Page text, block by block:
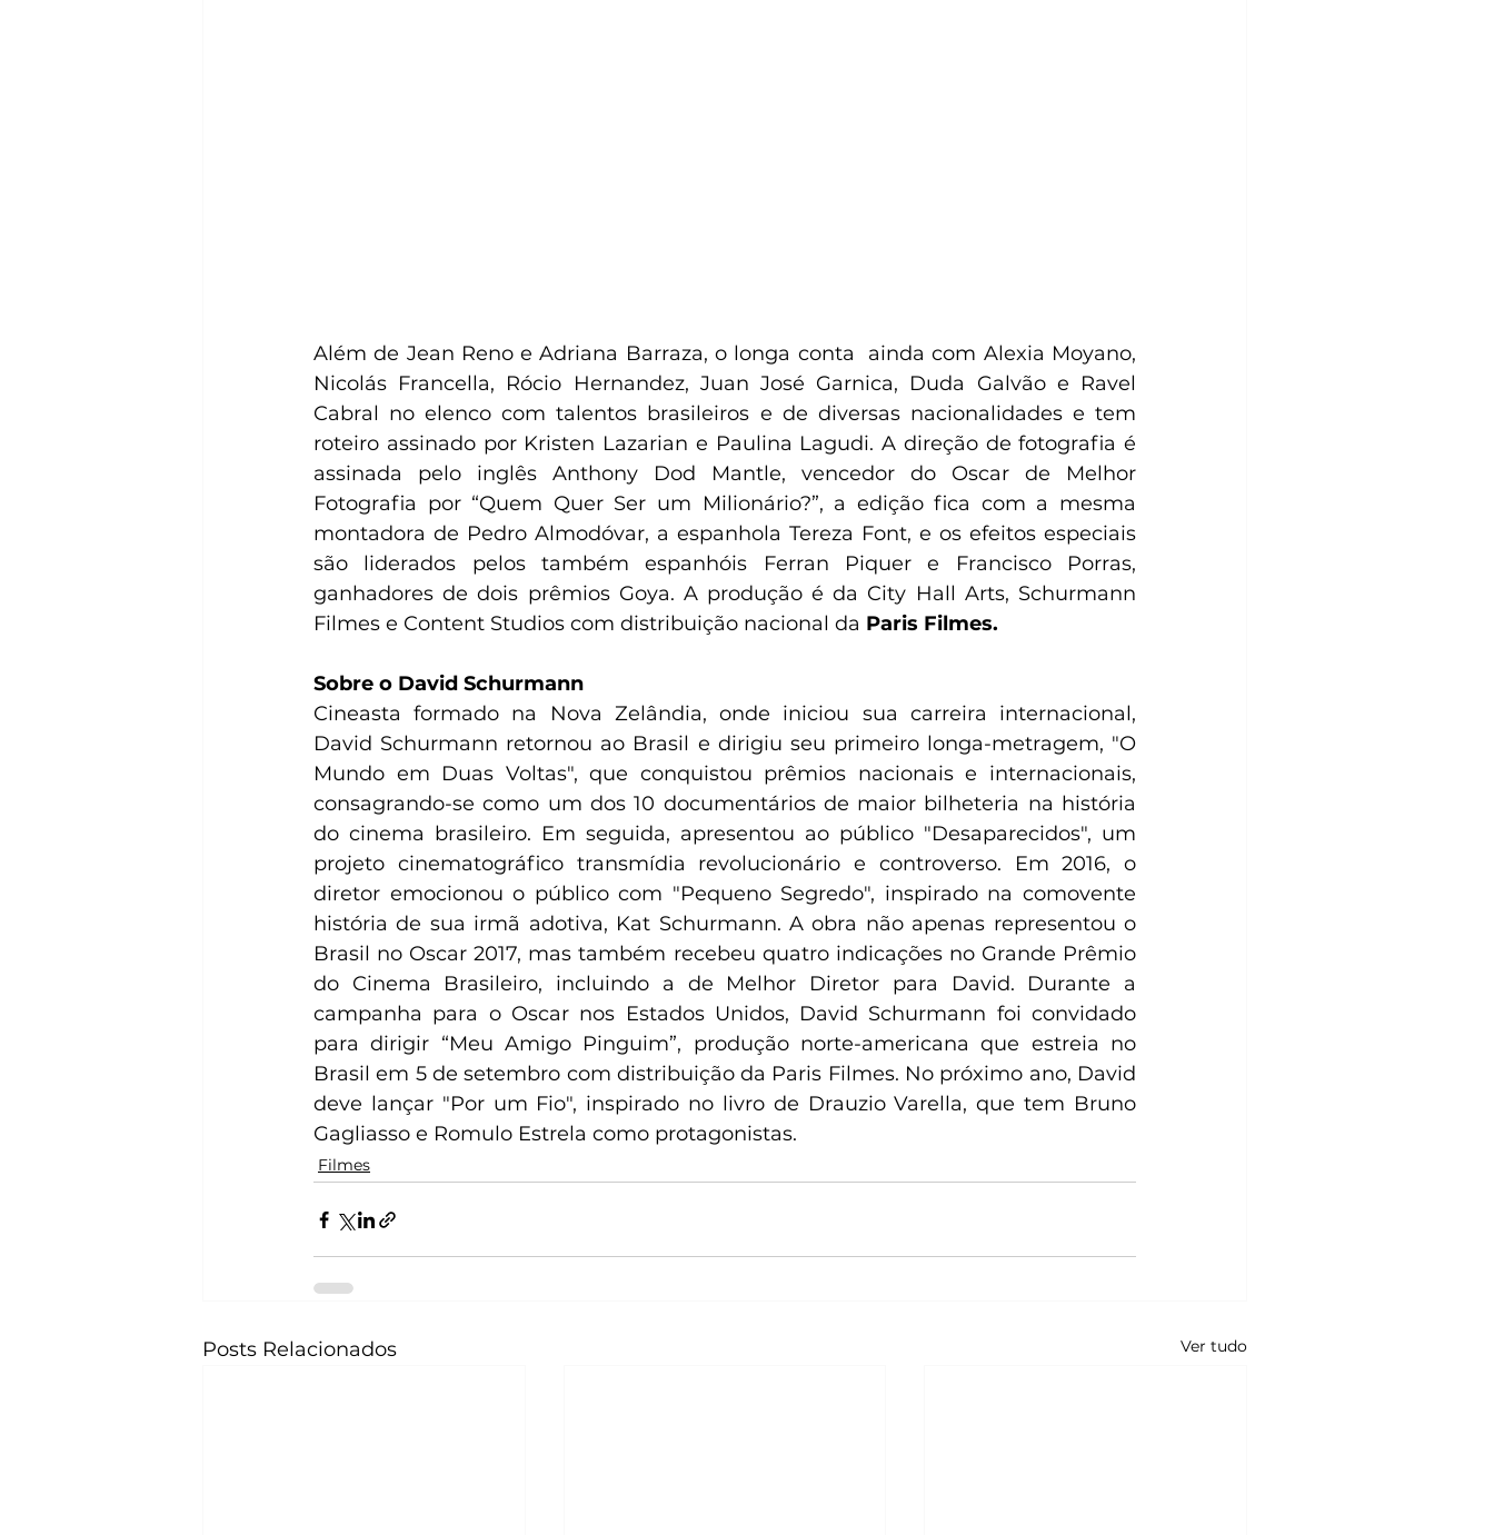
Além de Jean Reno e Adriana Barraza, o longa conta  ainda com Alexia Moyano,
Nicolás Francella, Rócio Hernandez, Juan José Garnica, Duda Galvão e Ravel
Cabral no elenco com talentos brasileiros e de diversas nacionalidades e tem
roteiro assinado por Kristen Lazarian e Paulina Lagudi. A direção de fotografia é
assinada pelo inglês Anthony Dod Mantle, vencedor do Oscar de Melhor
Fotografia por “Quem Quer Ser um Milionário?”, a edição fica com a mesma
montadora de Pedro Almodóvar, a espanhola Tereza Font, e os efeitos especiais
são liderados pelos também espanhóis Ferran Piquer e Francisco Porras,
ganhadores de dois prêmios Goya. A produção é da City Hall Arts, Schurmann
Filmes e Content Studios com distribuição nacional da Paris Filmes.
Sobre o David Schurmann
Cineasta formado na Nova Zelândia, onde iniciou sua carreira internacional,
David Schurmann retornou ao Brasil e dirigiu seu primeiro longa-metragem, "O
Mundo em Duas Voltas", que conquistou prêmios nacionais e internacionais,
consagrando-se como um dos 10 documentários de maior bilheteria na história
do cinema brasileiro. Em seguida, apresentou ao público "Desaparecidos", um
projeto cinematográfico transmídia revolucionário e controverso. Em 2016, o
diretor emocionou o público com "Pequeno Segredo", inspirado na comovente
história de sua irmã adotiva, Kat Schurmann. A obra não apenas representou o
Brasil no Oscar 2017, mas também recebeu quatro indicações no Grande Prêmio
do Cinema Brasileiro, incluindo a de Melhor Diretor para David. Durante a
campanha para o Oscar nos Estados Unidos, David Schurmann foi convidado
para dirigir “Meu Amigo Pinguim”, produção norte-americana que estreia no
Brasil em 5 de setembro com distribuição da Paris Filmes. No próximo ano, David
deve lançar "Por um Fio", inspirado no livro de Drauzio Varella, que tem Bruno
Gagliasso e Romulo Estrela como protagonistas.
Filmes
Posts Relacionados Ver tudo